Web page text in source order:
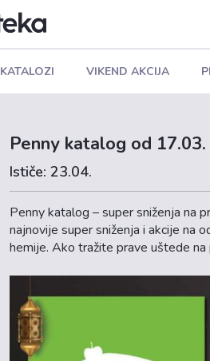
KATALOZI VIKEND AKCIJA
Penny katalog od
Ističe: 23.04.
Penny katalog – super sniženja na
najnovije super sniženja i akcije na
hemije. Ako tražite prave uštede